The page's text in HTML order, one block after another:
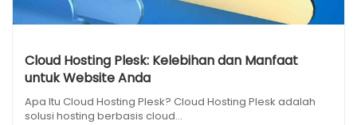
Cloud Hosting Plesk: Kelebihan dan Manfaat
untuk Website Anda
Apa Itu Cloud Hosting Plesk? Cloud Hosting Plesk adalah
solusi hosting berbasis cloud...